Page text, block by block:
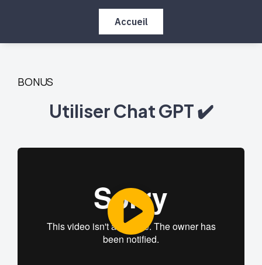
Accueil
BONUS
Utiliser Chat GPT ✔️